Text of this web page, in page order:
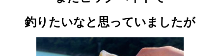
釣りたいなと思っていましたが